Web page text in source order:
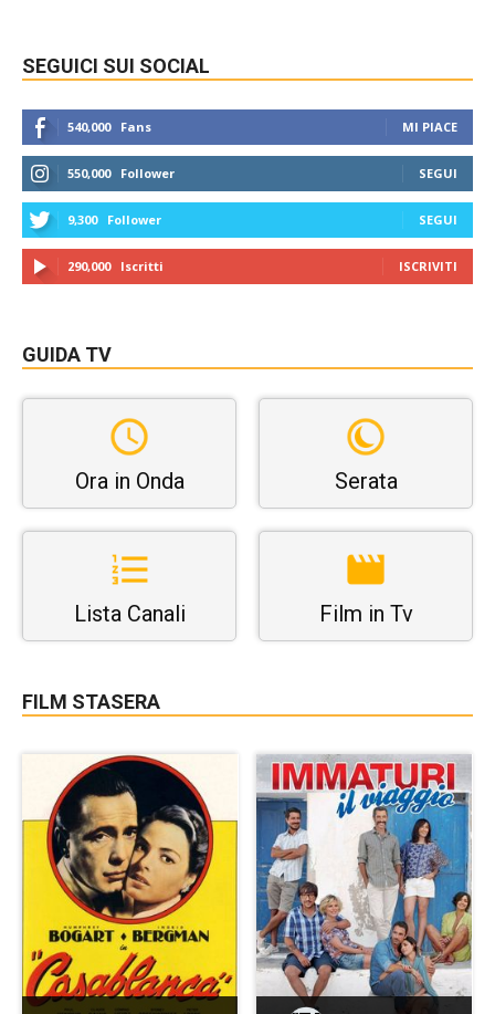
SEGUICI SUI SOCIAL
540,000 Fans MI PIACE
550,000 Follower SEGUI
9,300 Follower SEGUI
290,000 Iscritti ISCRIVITI
GUIDA TV
Ora in Onda Serata
Lista Canali Film in Tv
FILM STASERA